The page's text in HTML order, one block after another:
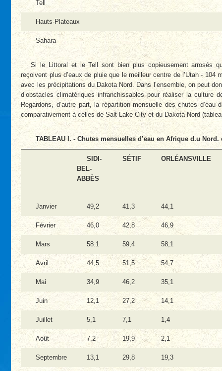
Tell
Hauts-Plateaux
Sahara
Si le Littoral et le Tell sont bien plus copieusement arrosés
reçoivent plus d’eaux de pluie que le meilleur centre de l’Utah -
avec les précipitations du Dakota Nord. Dans l’ensemble, on peut
d’obstacles climatériques infranchissables pour réaliser la culture
Regardons, d’autre part, la répartition mensuelle des chutes
comparativement à celles de Salt Lake City et du Dakota Nord
TABLEAU I. - Chutes mensuelles d’eau en Afrique d.u
SIDI-
BEL-
ABBÈS
SÉTIF ORLÉANSVILLE
Janvier 49,2 41,3 44,1
Février 46,0 42,8 46,9
Mars 58.1 59,4 58,1
Avril 44,5 51,5 54,7
Mai 34,9 46,2 35,1
Juin 12,1 27,2 14,1
Juillet 5,1 7,1 1,4
Août 7,2 19,9 2,1
Septembre 13,1 29,8 19,3